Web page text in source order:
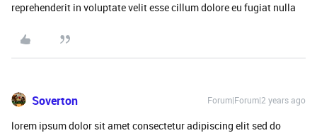
reprehenderit in voluptate velit esse cillum dolore eu fugiat nulla
Soverton Forum|Forum|2 years ago
lorem ipsum dolor sit amet consectetur adipiscing elit sed do